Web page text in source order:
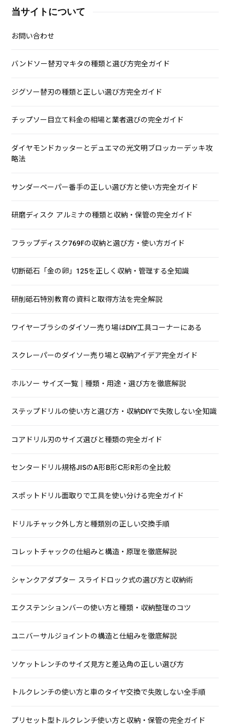
当サイトについて
お問い合わせ
バンドソー替刃マキタの種類と選び方完全ガイド
ジグソー替刃の種類と正しい選び方完全ガイド
チップソー目立て料金の相場と業者選びの完全ガイド
ダイヤモンドカッターとデュエマの光文明ブロッカーデッキ攻
略法
サンダーペーパー番手の正しい選び方と使い方完全ガイド
研磨ディスク アルミナの種類と収納・保管の完全ガイド
フラップディスク769Fの収納と選び方・使い方ガイド
切断砥石「金の卵」125を正しく収納・管理する全知識
研削砥石特別教育の資料と取得方法を完全解説
ワイヤーブラシのダイソー売り場はDIY工具コーナーにある
スクレーパーのダイソー売り場と収納アイデア完全ガイド
ホルソー サイズ一覧｜種類・用途・選び方を徹底解説
ステップドリルの使い方と選び方・収納DIYで失敗しない全知識
コアドリル刃のサイズ選びと種類の完全ガイド
センタードリル規格JISのA形B形C形R形の全比較
スポットドリル面取りで工具を使い分ける完全ガイド
ドリルチャック外し方と種類別の正しい交換手順
コレットチャックの仕組みと構造・原理を徹底解説
シャンクアダプター スライドロック式の選び方と収納術
エクステンションバーの使い方と種類・収納整理のコツ
ユニバーサルジョイントの構造と仕組みを徹底解説
ソケットレンチのサイズ見方と差込角の正しい選び方
トルクレンチの使い方と車のタイヤ交換で失敗しない全手順
プリセット型トルクレンチ使い方と収納・保管の完全ガイド